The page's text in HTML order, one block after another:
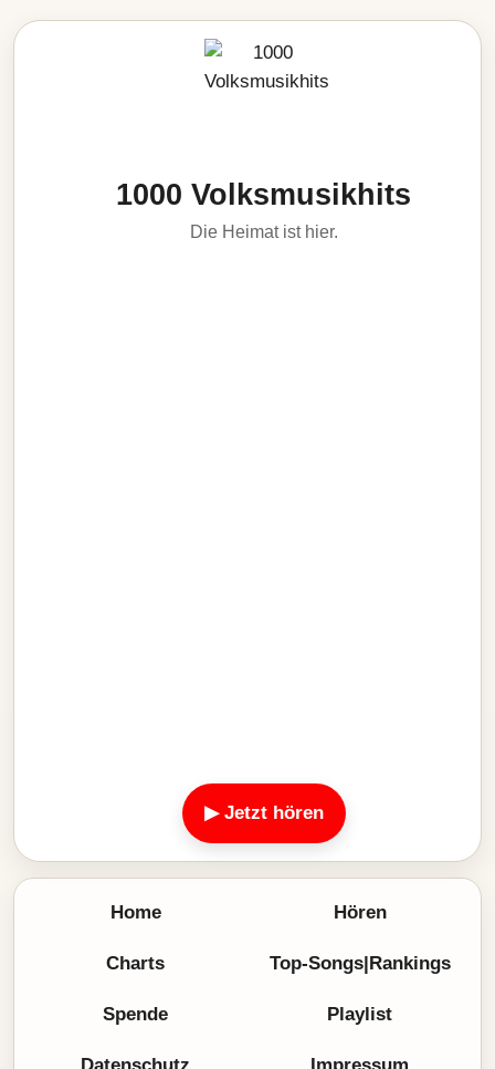
1000 Volksmusikhits
Die Heimat ist hier.
▶ Jetzt hören
Home Hören
Charts Top-Songs|Rankings
Spende Playlist